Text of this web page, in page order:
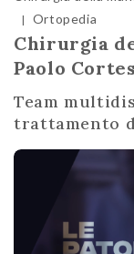
| Ortopedia
Chirurgia
Paolo
Team
trattamento